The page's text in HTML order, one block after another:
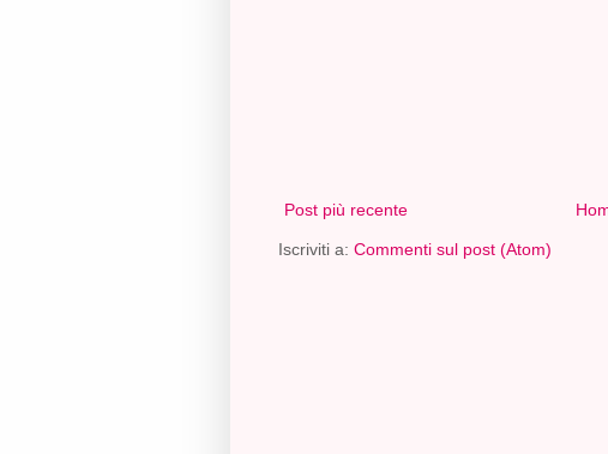
Post più recente
Iscriviti a: Commenti sul post (Atom)